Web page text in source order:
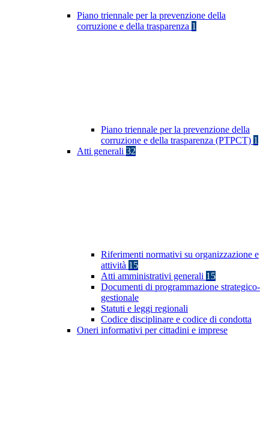
Piano triennale per la prevenzione della
corruzione e della trasparenza 1
Piano triennale per la prevenzione della
corruzione e della trasparenza (PTPCT) 1
Atti generali 32
Riferimenti normativi su organizzazione e
attività 15
Atti amministrativi generali 15
Documenti di programmazione strategico-
gestionale
Statuti e leggi regionali
Codice disciplinare e codice di condotta
Oneri informativi per cittadini e imprese